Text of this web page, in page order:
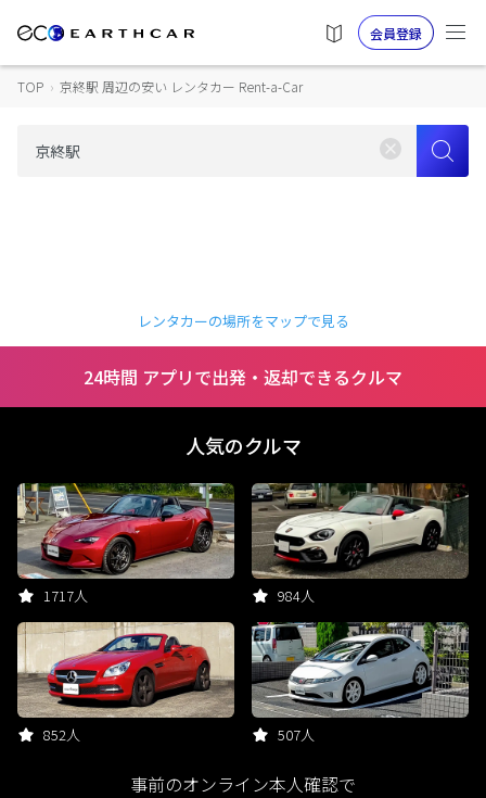
会員登録
TOP › 京終駅 周辺の安い レンタカー Rent-a-Car
レンタカーの場所をマップで見る
24時間 アプリで出発・返却できるクルマ
人気のクルマ
1717人 984人
852人 507人
事前のオンライン本人確認で